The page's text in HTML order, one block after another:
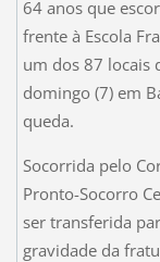
64 anos que
frente à Escola
um dos 87 locais
domingo (7) em
queda.
Socorrida pelo
Pronto-Socorro
ser transferida
gravidade da